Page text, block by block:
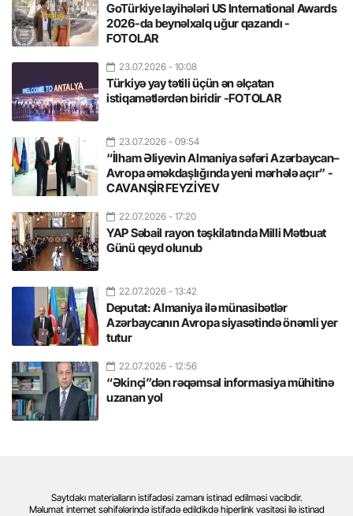
GoTürkiye layihələri US International Awards
2026-da beynəlxalq uğur qazandı -
FOTOLAR
23.07.2026 - 10:08
Türkiyə yay tətili üçün ən əlçatan
istiqamətlərdən biridir -FOTOLAR
23.07.2026 - 09:54
“İlham Əliyevin Almaniya səfəri Azərbaycan–
Avropa əməkdaşlığında yeni mərhələ açır” -
CAVANŞİR FEYZİYEV
22.07.2026 - 17:20
YAP Səbail rayon təşkilatında Milli Mətbuat
Günü qeyd olunub
22.07.2026 - 13:42
Deputat: Almaniya ilə münasibətlər
Azərbaycanın Avropa siyasətində önəmli yer
tutur
22.07.2026 - 12:56
“Əkinçi”dən rəqəmsal informasiya mühitinə
uzanan yol
Saytdakı materialların istifadəsi zamanı istinad edilməsi vacibdir.
Məlumat internet səhifələrində istifadə edildikdə hiperlink vasitəsi ilə istinad